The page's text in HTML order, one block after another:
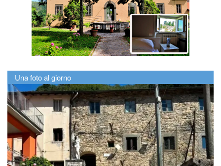
Una foto al giorno